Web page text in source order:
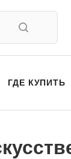
ГДЕ КУПИТЬ